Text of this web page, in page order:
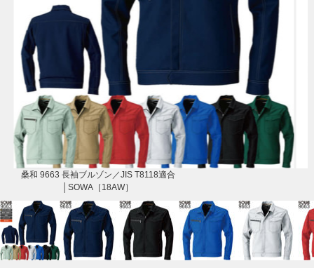
桑和 9663 長袖ブルゾン／JIS T8118適合
│SOWA［18AW］